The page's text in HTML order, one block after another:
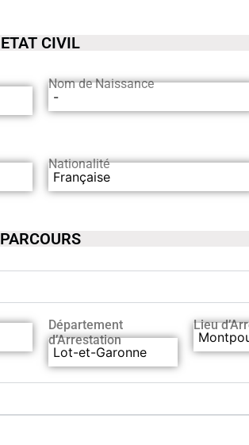
ETAT CIVIL
Nom de Naissance
-
Nationalité
Française
PARCOURS
Département
d’Arrestation
Lot-et-Garonne
Lieu